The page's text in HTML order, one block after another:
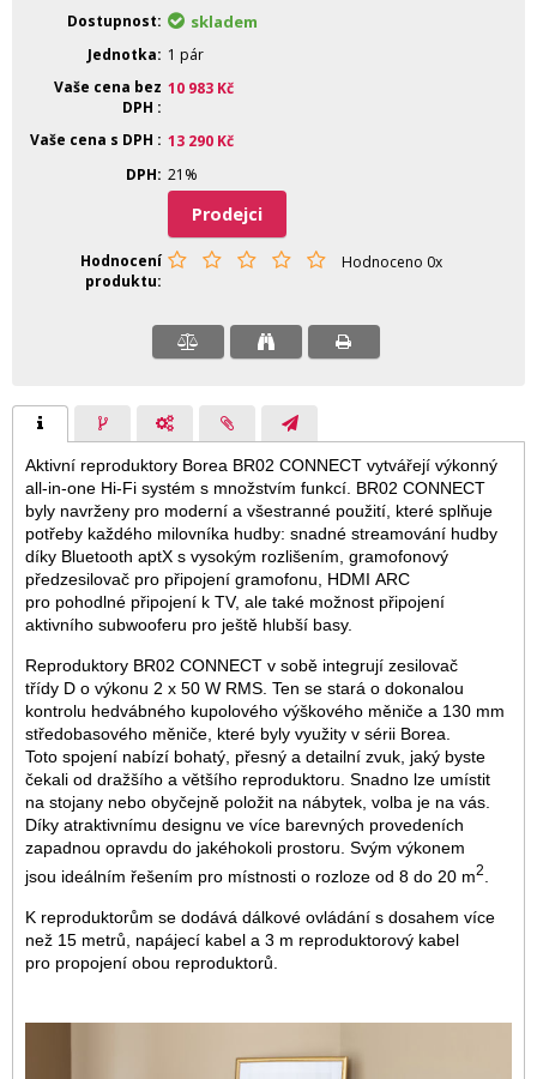
Dostupnost
skladem
Jednotka
1 pár
Vaše cena bez
DPH
10 983 Kč
Vaše cena s DPH 13 290 Kč
DPH 21%
Prodejci
Hodnocení
produktu
Hodnoceno 0x
Aktivní reproduktory Borea BR02 CONNECT vytvářejí výkonný
all-in-one Hi-Fi systém s množstvím funkcí. BR02 CONNECT
byly navrženy pro moderní a všestranné použití, které splňuje
potřeby každého milovníka hudby: snadné streamování hudby
díky Bluetooth aptX s vysokým rozlišením, gramofonový
předzesilovač pro připojení gramofonu, HDMI ARC
pro pohodlné připojení k TV, ale také možnost připojení
aktivního subwooferu pro ještě hlubší basy.
Reproduktory BR02 CONNECT v sobě integrují zesilovač
třídy D o výkonu 2 x 50 W RMS. Ten se stará o dokonalou
kontrolu hedvábného kupolového výškového měniče a 130 mm
středobasového měniče, které byly využity v sérii Borea.
Toto spojení nabízí bohatý, přesný a detailní zvuk, jaký byste
čekali od dražšího a většího reproduktoru. Snadno lze umístit
na stojany nebo obyčejně položit na nábytek, volba je na vás.
Díky atraktivnímu designu ve více barevných provedeních
zapadnou opravdu do jakéhokoli prostoru. Svým výkonem
jsou ideálním řešením pro místnosti o rozloze od 8 do 20 m2
K reproduktorům se dodává dálkové ovládání s dosahem více
než 15 metrů, napájecí kabel a 3 m reproduktorový kabel
pro propojení obou reproduktorů.